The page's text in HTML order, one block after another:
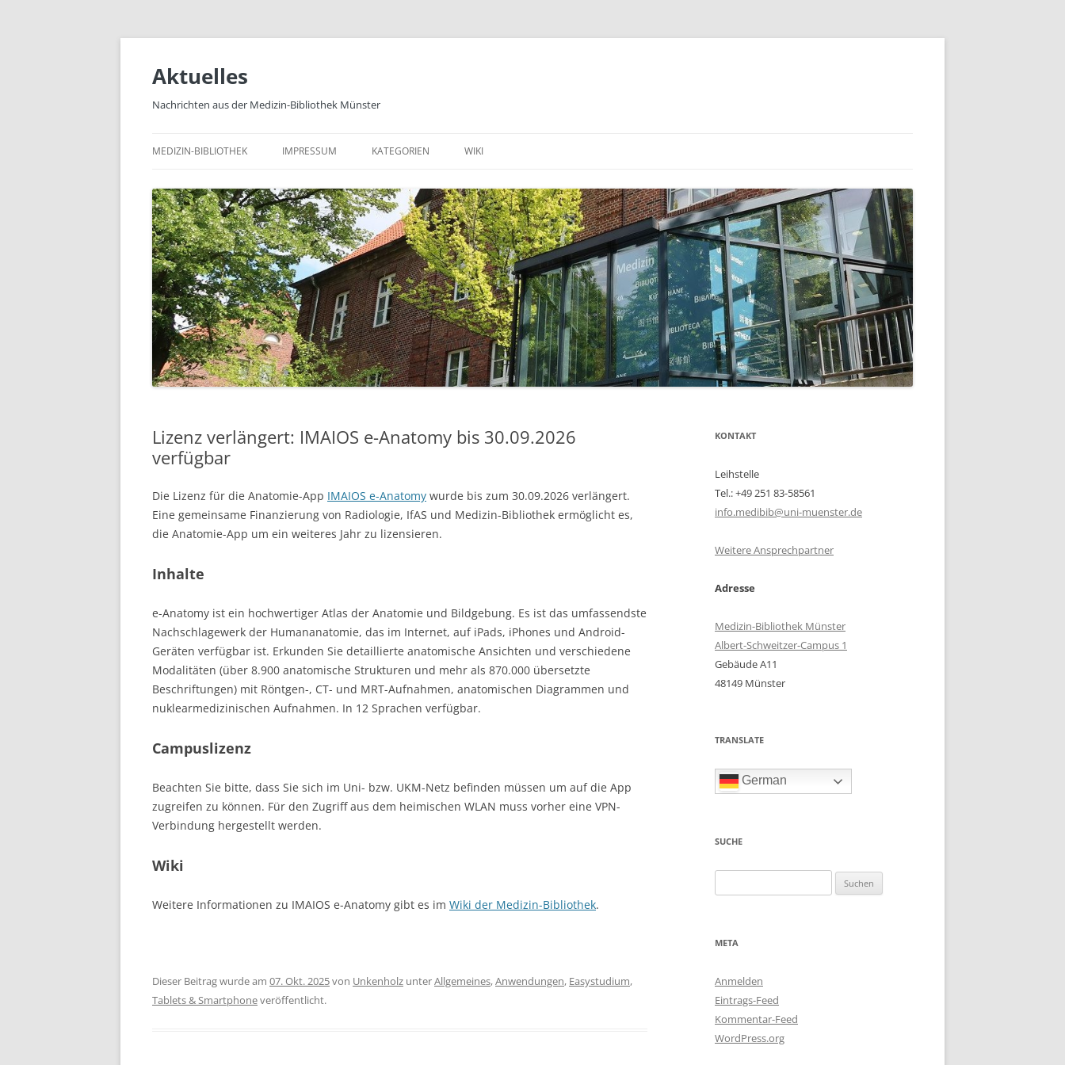
Zum
springen
Aktuelles
Nachrichten aus der Medizin-Bibliothek Münster
MEDIZIN-BIBLIOTHEK IMPRESSUM KATEGORIEN
BIBLIOTHEK
E-BOOKS
DATENBANKEN
MEDIZIN
TABLETS & SMARTPHONE
STUDIERENDE
ULB
WIKI
Lizenz verlängert: IMAIOS e-Anatomy bis 30.09.2026
verfügbar
Die Lizenz für die Anatomie-App IMAIOS e-Anatomy wurde bis zum 30.09.2026 verlängert.
Eine gemeinsame Finanzierung von Radiologie, IfAS und Medizin-Bibliothek ermöglicht es,
die Anatomie-App um ein weiteres Jahr zu lizensieren.
Inhalte
e-Anatomy ist ein hochwertiger Atlas der Anatomie und Bildgebung. Es ist das umfassendste
Nachschlagewerk der Humananatomie, das im Internet, auf iPads, iPhones und Android-
Geräten verfügbar ist. Erkunden Sie detaillierte anatomische Ansichten und verschiedene
Modalitäten (über 8.900 anatomische Strukturen und mehr als 870.000 übersetzte
Beschriftungen) mit Röntgen-, CT- und MRT-Aufnahmen, anatomischen Diagrammen und
nuklearmedizinischen Aufnahmen. In 12 Sprachen verfügbar.
Campuslizenz
Beachten Sie bitte, dass Sie sich im Uni- bzw. UKM-Netz befinden müssen um auf die App
zugreifen zu können. Für den Zugriff aus dem heimischen WLAN muss vorher eine VPN-
Verbindung hergestellt werden.
Wiki
Weitere Informationen zu IMAIOS e-Anatomy gibt es im Wiki der Medizin-Bibliothek.
Dieser Beitrag wurde am 07. Okt. 2025von Unkenholz unterAllgemeines,Anwendungen, Easystudium,
Tablets & Smartphoneveröffentlicht.
KONTAKT
Leihstelle
Tel.: +49 251 83-58561
info.medibib@uni-muenster.de
Weitere Ansprechpartner
Adresse
Medizin-Bibliothek Münster
Albert-Schweitzer-Campus 1
Gebäude A11
48149 Münster
TRANSLATE
German
SUCHE
nach:
META
Anmelden
Eintrags-Feed
Kommentar-Feed
WordPress.org